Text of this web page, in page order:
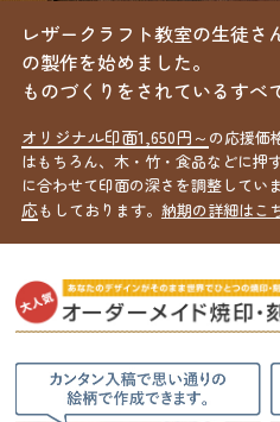
レザークラフト教室の生徒さ
の製作を始めました。
ものづくりをされているすべ
オリジナル印面1,650円～ の応援価
はもちろん、木・竹・食品などに押
に合わせて印面の深さを調整してい
応もしております。 納期の詳細はこ